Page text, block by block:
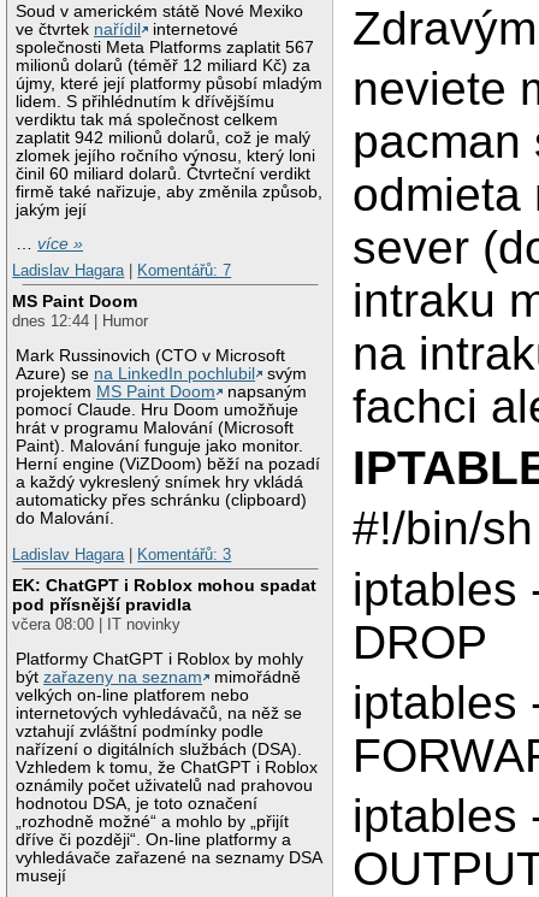
Soud v americkém státě Nové Mexiko
ve čtvrtek nařídil
internetové
společnosti Meta Platforms zaplatit 567
milionů dolarů (téměř 12 miliard Kč) za
újmy, které její platformy působí mladým
lidem. S přihlédnutím k dřívějšímu
verdiktu tak má společnost celkem
zaplatit 942 milionů dolarů, což je malý
zlomek jejího ročního výnosu, který loni
činil 60 miliard dolarů. Čtvrteční verdikt
firmě také nařizuje, aby změnila způsob,
jakým její
…více »
Ladislav Hagara
Komentářů: 7
MS Paint Doom
dnes 12:44 | Humor
Mark Russinovich (CTO v Microsoft
Azure) se na LinkedIn pochlubil
svým
projektem MS Paint Doom
napsaným
pomocí Claude. Hru Doom umožňuje
hrát v programu Malování (Microsoft
Paint). Malování funguje jako monitor.
Herní engine (ViZDoom) běží na pozadí
a každý vykreslený snímek hry vkládá
automaticky přes schránku (clipboard)
do Malování.
Ladislav Hagara
Komentářů: 3
EK: ChatGPT i Roblox mohou spadat
pod přísnější pravidla
včera 08:00 | IT novinky
Platformy ChatGPT i Roblox by mohly
býtzařazeny na seznam
mimořádně
velkých on-line platforem nebo
internetových vyhledávačů, na něž se
vztahují zvláštní podmínky podle
nařízení o digitálních službách (DSA).
Vzhledem k tomu, že ChatGPT i Roblox
oznámily počet uživatelů nad prahovou
hodnotou DSA, je toto označení
„rozhodně možné“ a mohlo by „přijít
dříve či později“. On-line platformy a
vyhledávače zařazené na seznamy DSA
musejí
Zdravým
neviete
pacman
odmieta
sever
intraku
na
fachci
#!/bin/sh
iptables
DROP
iptables
iptables